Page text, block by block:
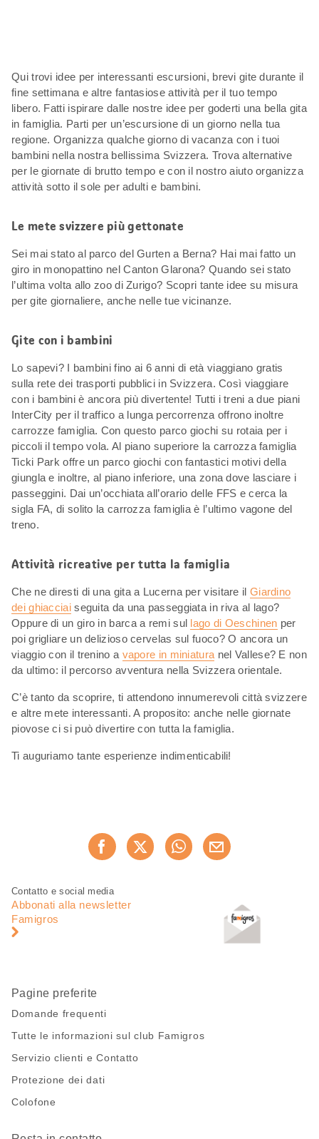
Qui trovi idee per interessanti escursioni, brevi gite durante il
fine settimana e altre fantasiose attività per il tuo tempo
libero. Fatti ispirare dalle nostre idee per goderti una bella gita
in famiglia. Parti per un’escursione di un giorno nella tua
regione. Organizza qualche giorno di vacanza con i tuoi
bambini nella nostra bellissima Svizzera. Trova alternative
per le giornate di brutto tempo e con il nostro aiuto organizza
attività sotto il sole per adulti e bambini.
Le mete svizzere più gettonate
Sei mai stato al parco del Gurten a Berna? Hai mai fatto un
giro in monopattino nel Canton Glarona? Quando sei stato
l’ultima volta allo zoo di Zurigo? Scopri tante idee su misura
per gite giornaliere, anche nelle tue vicinanze.
Gite con i bambini
Lo sapevi? I bambini fino ai 6 anni di età viaggiano gratis
sulla rete dei trasporti pubblici in Svizzera. Così viaggiare
con i bambini è ancora più divertente! Tutti i treni a due piani
InterCity per il traffico a lunga percorrenza offrono inoltre
carrozze famiglia. Con questo parco giochi su rotaia per i
piccoli il tempo vola. Al piano superiore la carrozza famiglia
Ticki Park offre un parco giochi con fantastici motivi della
giungla e inoltre, al piano inferiore, una zona dove lasciare i
passeggini. Dai un’occhiata all’orario delle FFS e cerca la
sigla FA, di solito la carrozza famiglia è l’ultimo vagone del
treno.
Attività ricreative per tutta la famiglia
Che ne diresti di una gita a Lucerna per visitare il Giardino
dei ghiacciaiseguita da una passeggiata in riva al lago?
Oppure di un giro in barca a remi sul lago di Oeschinen per
poi grigliare un delizioso cervelas sul fuoco? O ancora un
viaggio con il trenino a vapore in miniatura nel Vallese? E non
da ultimo: il percorso avventura nella Svizzera orientale.
C’è tanto da scoprire, ti attendono innumerevoli città svizzere
e altre mete interessanti. A proposito: anche nelle giornate
piovose ci si può divertire con tutta la famiglia.
Ti auguriamo tante esperienze indimenticabili!
Consiglia ora
Piè
pagina
Navigazione
pagina
Contatto e social media
Abbonati alla newsletter
Famigros
Pagine preferite
Domande frequenti
Tutte le informazioni sul club Famigros
Servizio clienti e Contatto
Protezione dei dati
Colofone